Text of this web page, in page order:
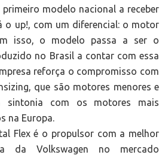
primeiro modelo nacional a receber
o up!, com um diferencial: o motor
isso, o modelo passa a ser o
no Brasil a contar com essa
reforça o compromisso com
que são motores menores e
sintonia com os motores mais
na Europa.
Flex é o propulsor com a melhor
da Volkswagen no mercado